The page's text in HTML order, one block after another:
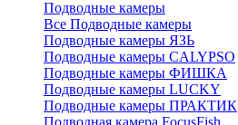
Подводные камеры
Все Подводные камеры
Подводные камеры ЯЗЬ
Подводные камеры CALYPSO
Подводные камеры ФИШКА
Подводные камеры LUCKY
Подводные камеры ПРАКТИК
Подводная камера FocusFish